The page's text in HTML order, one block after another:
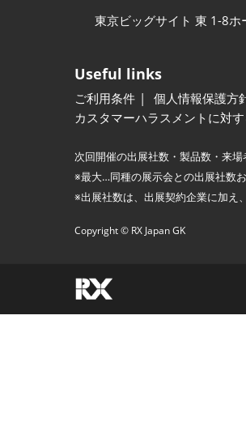
東京ビッグサイト 東 1-8ホ
Useful links
ご利用条件 個人情報保護方
カスタマーハラスメントに対
次回開催の出展社数・製品数・来
※最大…同種の展示会との出展社数
※出展社数は、出展契約企業に加え
Copyright © RX Japan GK